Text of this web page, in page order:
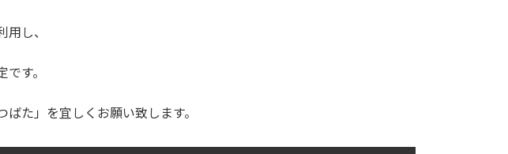
し、
す。
た」を宜しくお願い致します。